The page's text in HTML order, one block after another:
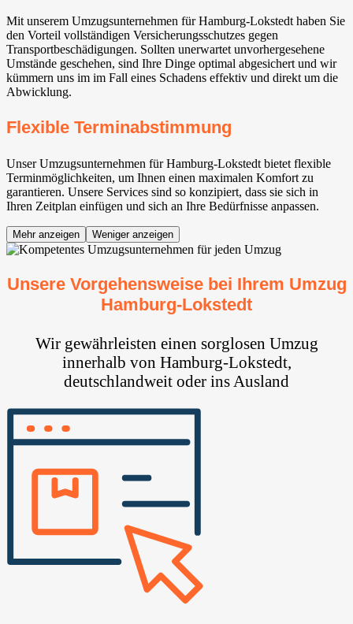
Mit unserem Umzugsunternehmen für Hamburg-Lokstedt haben Sie
den Vorteil vollständigen Versicherungsschutzes gegen
Transportbeschädigungen. Sollten unerwartet unvorhergesehene
Umstände geschehen, sind Ihre Dinge optimal abgesichert und wir
kümmern uns im im Fall eines Schadens effektiv und direkt um die
Abwicklung.
Flexible Terminabstimmung
Unser Umzugsunternehmen für Hamburg-Lokstedt bietet flexible
Terminmöglichkeiten, um Ihnen einen maximalen Komfort zu
garantieren. Unsere Services sind so konzipiert, dass sie sich in
Ihren Zeitplan einfügen und sich an Ihre Bedürfnisse anpassen.
Mehr anzeigen Weniger anzeigen
Unsere Vorgehensweise bei Ihrem Umzug
Hamburg-Lokstedt
Wir gewährleisten einen sorglosen Umzug
innerhalb von Hamburg-Lokstedt,
deutschlandweit oder ins Ausland